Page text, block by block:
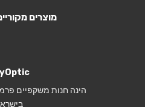
מוצרים
הינה חנות משקפיים